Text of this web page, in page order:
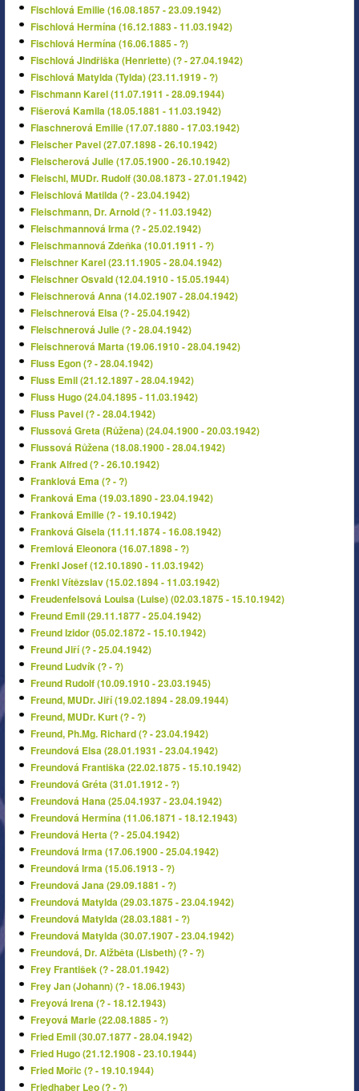
Fischlová Emilie (16.08.1857 - 23.09.1942)
Fischlová Hermína (16.12.1883 - 11.03.1942)
Fischlová Hermína (16.06.1885 - ?)
Fischlová Jindřiška (Henriette) (? - 27.04.1942)
Fischlová Matylda (Tylda) (23.11.1919 - ?)
Fischmann Karel (11.07.1911 - 28.09.1944)
Fišerová Kamila (18.05.1881 - 11.03.1942)
Flaschnerová Emilie (17.07.1880 - 17.03.1942)
Fleischer Pavel (27.07.1898 - 26.10.1942)
Fleischerová Julie (17.05.1900 - 26.10.1942)
Fleischl, MUDr. Rudolf (30.08.1873 - 27.01.1942)
Fleischlová Matilda (? - 23.04.1942)
Fleischmann, Dr. Arnold (? - 11.03.1942)
Fleischmannová Irma (? - 25.02.1942)
Fleischmannová Zdeňka (10.01.1911 - ?)
Fleischner Karel (23.11.1905 - 28.04.1942)
Fleischner Osvald (12.04.1910 - 15.05.1944)
Fleischnerová Anna (14.02.1907 - 28.04.1942)
Fleischnerová Elsa (? - 25.04.1942)
Fleischnerová Julie (? - 28.04.1942)
Fleischnerová Marta (19.06.1910 - 28.04.1942)
Fluss Egon (? - 28.04.1942)
Fluss Emil (21.12.1897 - 28.04.1942)
Fluss Hugo (24.04.1895 - 11.03.1942)
Fluss Pavel (? - 28.04.1942)
Flussová Greta (Růžena) (24.04.1900 - 20.03.1942)
Flussová Růžena (18.08.1900 - 28.04.1942)
Frank Alfred (? - 26.10.1942)
Franklová Ema (? - ?)
Franková Ema (19.03.1890 - 23.04.1942)
Franková Emilie (? - 19.10.1942)
Franková Gisela (11.11.1874 - 16.08.1942)
Fremlová Eleonora (16.07.1898 - ?)
Frenkl Josef (12.10.1890 - 11.03.1942)
Frenkl Vítězslav (15.02.1894 - 11.03.1942)
Freudenfelsová Louisa (Luise) (02.03.1875 - 15.10.1942)
Freund Emil (29.11.1877 - 25.04.1942)
Freund Izidor (05.02.1872 - 15.10.1942)
Freund Jiří (? - 25.04.1942)
Freund Ludvík (? - ?)
Freund Rudolf (10.09.1910 - 23.03.1945)
Freund, MUDr. Jiří (19.02.1894 - 28.09.1944)
Freund, MUDr. Kurt (? - ?)
Freund, Ph.Mg. Richard (? - 23.04.1942)
Freundová Elsa (28.01.1931 - 23.04.1942)
Freundová Františka (22.02.1875 - 15.10.1942)
Freundová Gréta (31.01.1912 - ?)
Freundová Hana (25.04.1937 - 23.04.1942)
Freundová Hermína (11.06.1871 - 18.12.1943)
Freundová Herta (? - 25.04.1942)
Freundová Irma (17.06.1900 - 25.04.1942)
Freundová Irma (15.06.1913 - ?)
Freundová Jana (29.09.1881 - ?)
Freundová Matylda (29.03.1875 - 23.04.1942)
Freundová Matylda (28.03.1881 - ?)
Freundová Matylda (30.07.1907 - 23.04.1942)
Freundová, Dr. Alžběta (Lisbeth) (? - ?)
Frey František (? - 28.01.1942)
Frey Jan (Johann) (? - 18.06.1943)
Freyová Irena (? - 18.12.1943)
Freyová Marie (22.08.1885 - ?)
Fried Emil (30.07.1877 - 28.04.1942)
Fried Hugo (21.12.1908 - 23.10.1944)
Fried Mořic (? - 19.10.1944)
Friedhaber Leo (? - ?)